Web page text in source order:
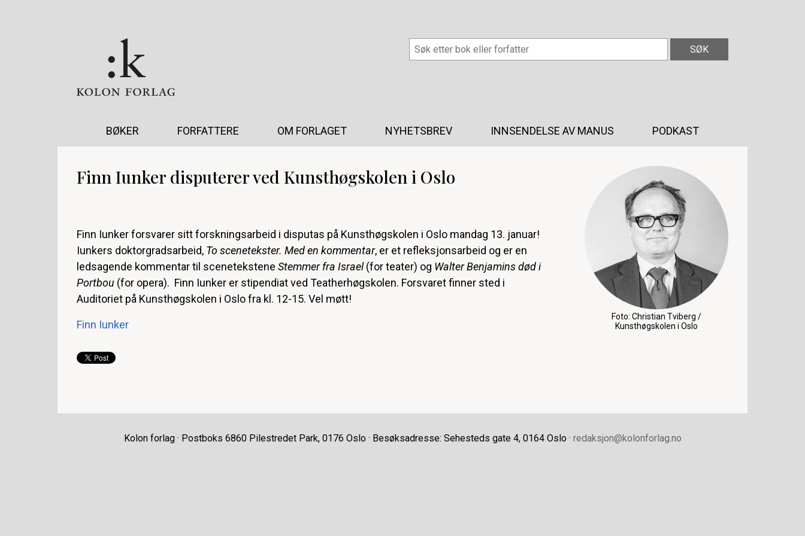
BØKER FORFATTERE OM FORLAGET NYHETSBREV INNSENDELSE AV MANUS PODKAST
Finn Iunker disputerer ved Kunsthøgskolen i Oslo
Finn Iunker forsvarer sitt forskningsarbeid i disputas på Kunsthøgskolen i Oslo mandag 13. januar!
Iunkers doktorgradsarbeid, To scenetekster. Med en kommentar, er et refleksjonsarbeid og er en
ledsagende kommentar til scenetekstene Stemmer fra Israel(for teater) og Walter Benjamins død i
Portbou (for opera). Finn Iunker er stipendiat ved Teatherhøgskolen. Forsvaret finner sted i
Auditoriet på Kunsthøgskolen i Oslo fra kl. 12-15. Vel møtt!
Finn Iunker
Foto: Christian Tviberg /
Kunsthøgskolen i Oslo
Kolon forlag · Postboks 6860 Pilestredet Park, 0176 Oslo · Besøksadresse: Sehesteds gate 4, 0164 Oslo · redaksjon@kolonforlag.no